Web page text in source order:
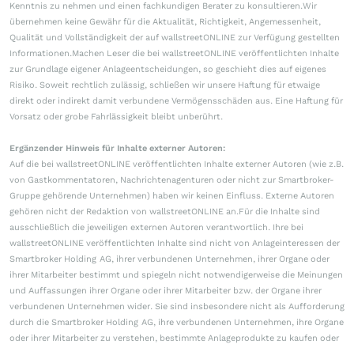
Kenntnis zu nehmen und einen fachkundigen Berater zu konsultieren.Wir
übernehmen keine Gewähr für die Aktualität, Richtigkeit, Angemessenheit,
Qualität und Vollständigkeit der auf wallstreetONLINE zur Verfügung gestellten
Informationen.Machen Leser die bei wallstreetONLINE veröffentlichten Inhalte
zur Grundlage eigener Anlageentscheidungen, so geschieht dies auf eigenes
Risiko. Soweit rechtlich zulässig, schließen wir unsere Haftung für etwaige
direkt oder indirekt damit verbundene Vermögensschäden aus. Eine Haftung für
Vorsatz oder grobe Fahrlässigkeit bleibt unberührt.
Ergänzender Hinweis für Inhalte externer Autoren:
Auf die bei wallstreetONLINE veröffentlichten Inhalte externer Autoren (wie z.B.
von Gastkommentatoren, Nachrichtenagenturen oder nicht zur Smartbroker-
Gruppe gehörende Unternehmen) haben wir keinen Einfluss. Externe Autoren
gehören nicht der Redaktion von wallstreetONLINE an.Für die Inhalte sind
ausschließlich die jeweiligen externen Autoren verantwortlich. Ihre bei
wallstreetONLINE veröffentlichten Inhalte sind nicht von Anlageinteressen der
Smartbroker Holding AG, ihrer verbundenen Unternehmen, ihrer Organe oder
ihrer Mitarbeiter bestimmt und spiegeln nicht notwendigerweise die Meinungen
und Auffassungen ihrer Organe oder ihrer Mitarbeiter bzw. der Organe ihrer
verbundenen Unternehmen wider. Sie sind insbesondere nicht als Aufforderung
durch die Smartbroker Holding AG, ihre verbundenen Unternehmen, ihre Organe
oder ihrer Mitarbeiter zu verstehen, bestimmte Anlageprodukte zu kaufen oder